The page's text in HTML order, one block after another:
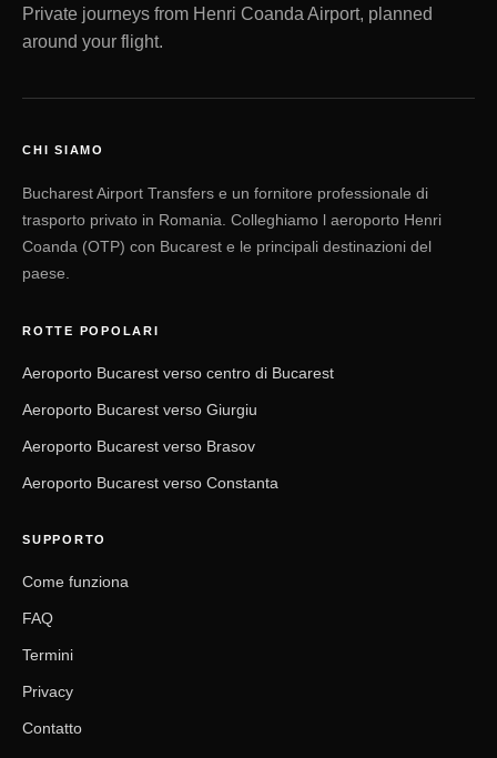
Private journeys from Henri Coanda Airport, planned
around your flight.
CHI SIAMO
Bucharest Airport Transfers e un fornitore professionale di
trasporto privato in Romania. Colleghiamo l aeroporto Henri
Coanda (OTP) con Bucarest e le principali destinazioni del
paese.
ROTTE POPOLARI
Aeroporto Bucarest verso centro di Bucarest
Aeroporto Bucarest verso Giurgiu
Aeroporto Bucarest verso Brasov
Aeroporto Bucarest verso Constanta
SUPPORTO
Come funziona
FAQ
Termini
Privacy
Contatto